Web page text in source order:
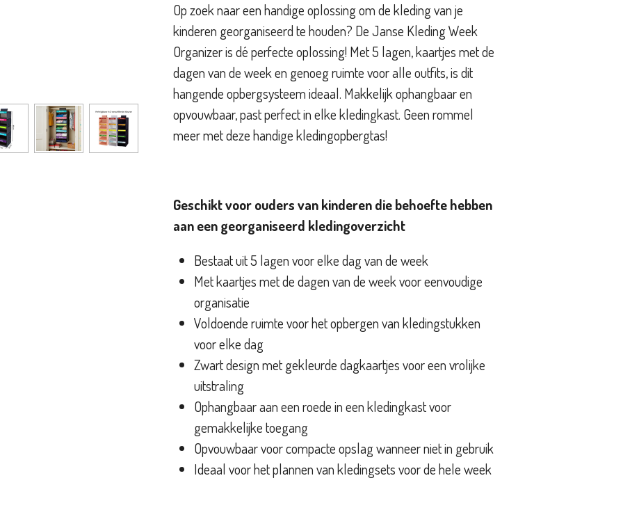
Op zoek naar een handige oplossing om de kleding van je
kinderen georganiseerd te houden? De Janse Kleding Week
Organizer is dé perfecte oplossing! Met 5 lagen, kaartjes met de
dagen van de week en genoeg ruimte voor alle outfits, is dit
hangende opbergsysteem ideaal. Makkelijk ophangbaar en
opvouwbaar, past perfect in elke kledingkast. Geen rommel
meer met deze handige kledingopbergtas!
Geschikt voor ouders van kinderen die behoefte hebben
aan een georganiseerd kledingoverzicht
Bestaat uit 5 lagen voor elke dag van de week
Met kaartjes met de dagen van de week voor eenvoudige
organisatie
Voldoende ruimte voor het opbergen van kledingstukken
voor elke dag
Zwart design met gekleurde dagkaartjes voor een vrolijke
uitstraling
Ophangbaar aan een roede in een kledingkast voor
gemakkelijke toegang
Opvouwbaar voor compacte opslag wanneer niet in gebruik
Ideaal voor het plannen van kledingsets voor de hele week